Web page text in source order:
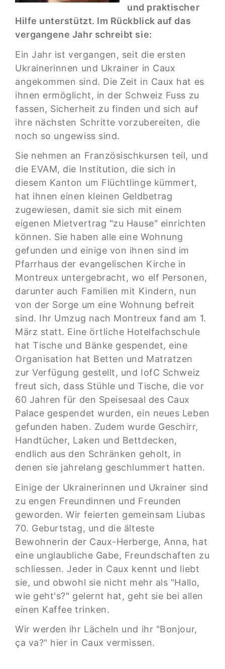
und praktischer
Hilfe unterstützt. Im Rückblick auf das
vergangene Jahr schreibt sie:
Ein Jahr ist vergangen, seit die ersten
Ukrainerinnen und Ukrainer in Caux
angekommen sind. Die Zeit in Caux hat es
ihnen ermöglicht, in der Schweiz Fuss zu
fassen, Sicherheit zu finden und sich auf
ihre nächsten Schritte vorzubereiten, die
noch so ungewiss sind.
Sie nehmen an Französischkursen teil, und
die EVAM, die Institution, die sich in
diesem Kanton um Flüchtlinge kümmert,
hat ihnen einen kleinen Geldbetrag
zugewiesen, damit sie sich mit einem
eigenen Mietvertrag "zu Hause" einrichten
können. Sie haben alle eine Wohnung
gefunden und einige von ihnen sind im
Pfarrhaus der evangelischen Kirche in
Montreux untergebracht, wo elf Personen,
darunter auch Familien mit Kindern, nun
von der Sorge um eine Wohnung befreit
sind. Ihr Umzug nach Montreux fand am 1.
März statt. Eine örtliche Hotelfachschule
hat Tische und Bänke gespendet, eine
Organisation hat Betten und Matratzen
zur Verfügung gestellt, und IofC Schweiz
freut sich, dass Stühle und Tische, die vor
60 Jahren für den Speisesaal des Caux
Palace gespendet wurden, ein neues Leben
gefunden haben. Zudem wurde Geschirr,
Handtücher, Laken und Bettdecken,
endlich aus den Schränken geholt, in
denen sie jahrelang geschlummert hatten.
Einige der Ukrainerinnen und Ukrainer sind
zu engen Freundinnen und Freunden
geworden. Wir feierten gemeinsam Liubas
70. Geburtstag, und die älteste
Bewohnerin der Caux-Herberge, Anna, hat
eine unglaubliche Gabe, Freundschaften zu
schliessen. Jeder in Caux kennt und liebt
sie, und obwohl sie nicht mehr als "Hallo,
wie geht's?" gelernt hat, geht sie bei allen
einen Kaffee trinken.
Wir werden ihr Lächeln und ihr "Bonjour,
ça va?" hier in Caux vermissen.